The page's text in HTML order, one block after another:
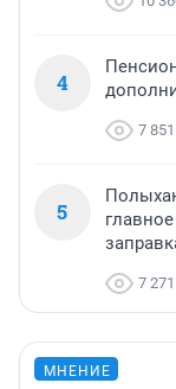
4
7 851
5
7 271
МНЕНИЕ